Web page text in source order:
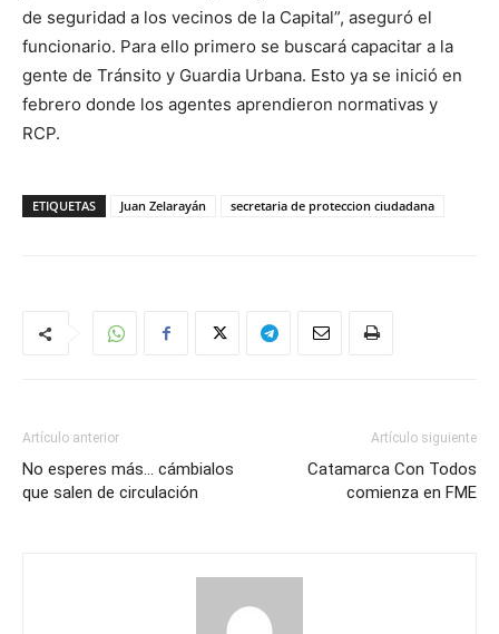
de seguridad a los vecinos de la Capital”, aseguró el
funcionario. Para ello primero se buscará capacitar a la
gente de Tránsito y Guardia Urbana. Esto ya se inició en
febrero donde los agentes aprendieron normativas y
RCP.
ETIQUETAS Juan Zelarayán secretaria de proteccion ciudadana
Artículo anterior
No esperes más… cámbialos
que salen de circulación
Artículo siguiente
Catamarca Con Todos
comienza en FME